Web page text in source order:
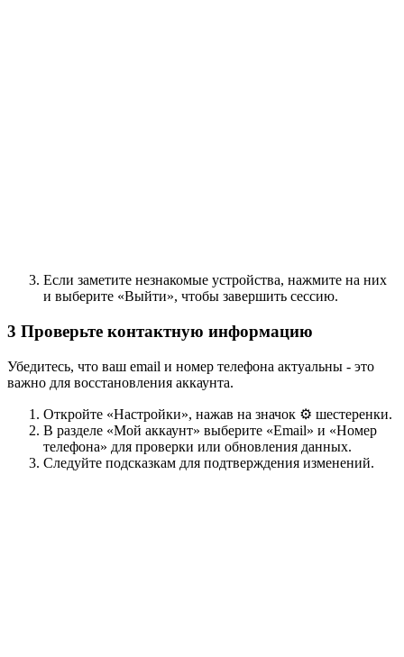
Если заметите незнакомые устройства, нажмите на них
и выберите «Выйти», чтобы завершить сессию.
3 Проверьте контактную информацию
Убедитесь, что ваш email и номер телефона актуальны - это
важно для восстановления аккаунта.
Откройте «Настройки», нажав на значок ⚙️ шестеренки.
В разделе «Мой аккаунт» выберите «Email» и «Номер
телефона» для проверки или обновления данных.
Следуйте подсказкам для подтверждения изменений.